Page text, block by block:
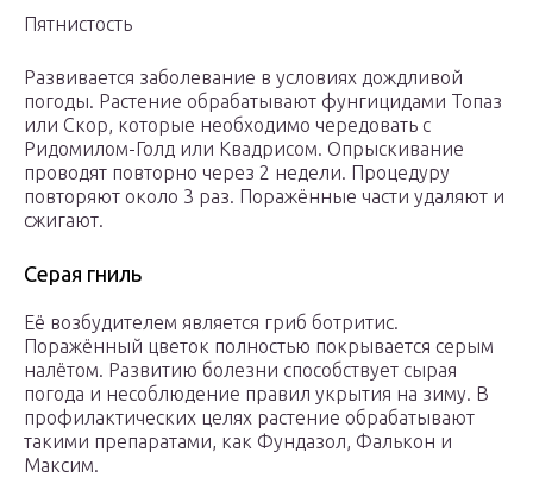
Пятнистость
Развивается заболевание в условиях дождливой
погоды. Растение обрабатывают фунгицидами Топаз
или Скор, которые необходимо чередовать с
Ридомилом-Голд или Квадрисом. Опрыскивание
проводят повторно через 2 недели. Процедуру
повторяют около 3 раз. Поражённые части удаляют и
сжигают.
Серая гниль
Её возбудителем является гриб ботритис.
Поражённый цветок полностью покрывается серым
налётом. Развитию болезни способствует сырая
погода и несоблюдение правил укрытия на зиму. В
профилактических целях растение обрабатывают
такими препаратами, как Фундазол, Фалькон и
Максим.